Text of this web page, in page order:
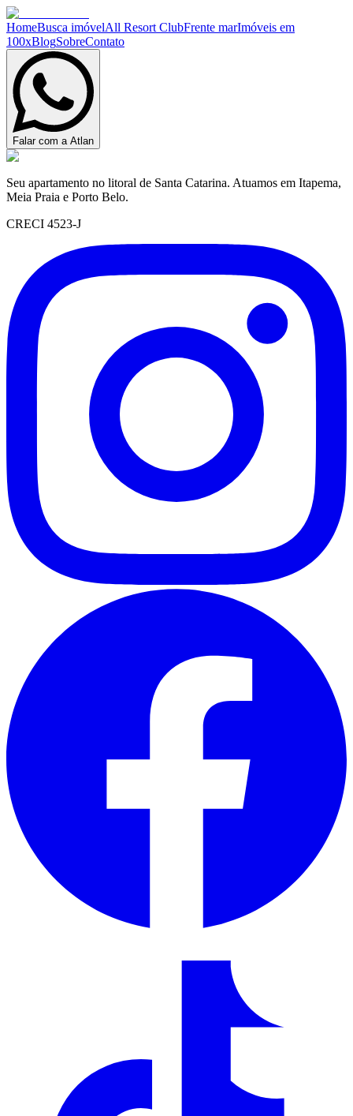
HomeBusca imóvelAll Resort ClubFrente marImóveis em
100xBlogSobreContato
Falar com a Atlan
Seu apartamento no litoral de Santa Catarina. Atuamos em Itapema,
Meia Praia e Porto Belo.
CRECI 4523-J